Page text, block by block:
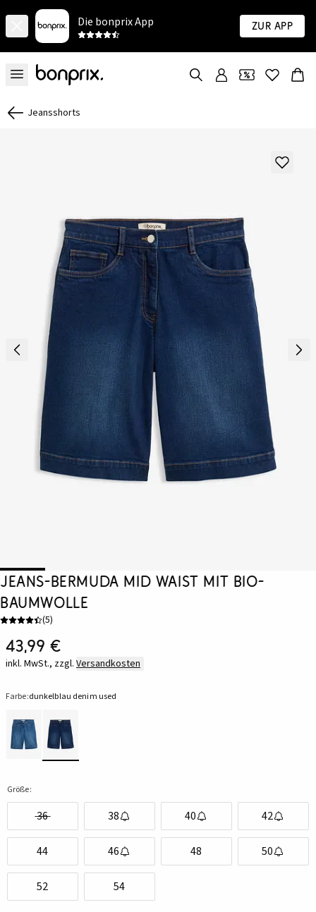
Die bonprix App Zur App
Jeansshorts
Jeans-Bermuda Mid Waist mit Bio-
Baumwolle
(5)
43,99 €
inkl. MwSt., zzgl. Versandkosten
Farbe:dunkelblau denim used
Größe:
36 38 40 42
44 46 48 50
52 54